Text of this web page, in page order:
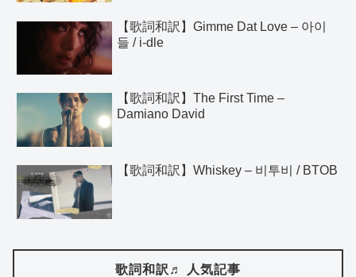
【歌詞和訳】Gimme Dat Love – 아이
들 / i-dle
【歌詞和訳】The First Time –
Damiano David
【歌詞和訳】Whiskey – 비투비 / BTOB
歌詞和訳♬ 人気記事